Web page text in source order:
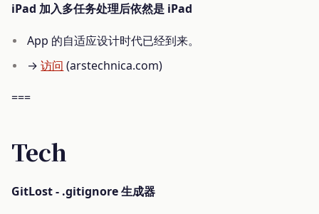
iPad 加入多任务处理后依然是 iPad
App 的自适应设计时代已经到来。
→访问 (arstechnica.com)
===
Tech
GitLost - .gitignore 生成器